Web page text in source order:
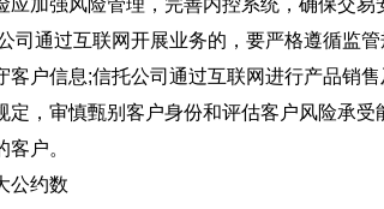
加强风险管理，完善内控系统，确保交易
通过互联网开展业务的，要严格遵循监管
户信息;信托公司通过互联网进行产品销售
，审慎甄别客户身份和评估客户风险承受
户。
公约数